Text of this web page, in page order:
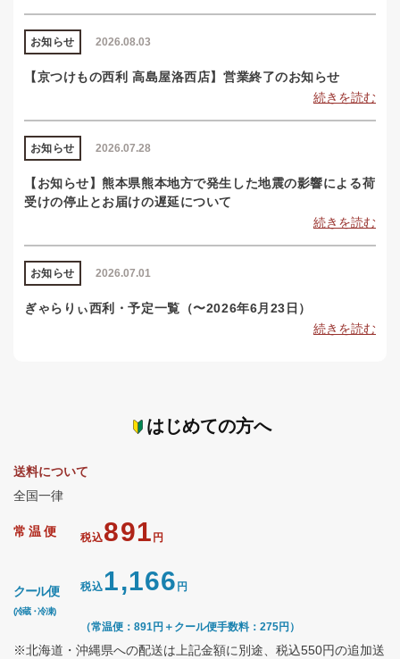
2026.08.03
お知らせ
【京つけもの西利 高島屋洛西店】営業終了のお知らせ
続きを読む
2026.07.28
お知らせ
【お知らせ】熊本県熊本地方で発生した地震の影響による荷
受けの停止とお届けの遅延について
続きを読む
2026.07.01
お知らせ
ぎゃらりぃ西利・予定一覧（〜2026年6月23日）
続きを読む
はじめての方へ
送料について
全国一律
常温便 税込891 円
クール便
(冷蔵・冷凍)
税込1,166 円
（常温便：891円＋クール便手数料：275円）
※北海道・沖縄県への配送は上記金額に別途、税込550円の追加送